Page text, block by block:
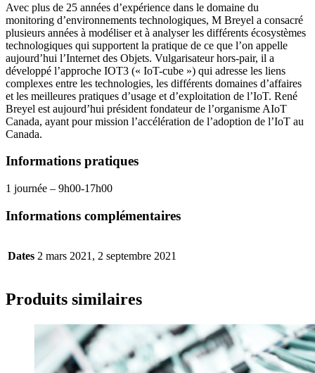
Avec plus de 25 années d’expérience dans le domaine du
monitoring d’environnements technologiques, M Breyel a consacré
plusieurs années à modéliser et à analyser les différents écosystèmes
technologiques qui supportent la pratique de ce que l’on appelle
aujourd’hui l’Internet des Objets. Vulgarisateur hors-pair, il a
développé l’approche IOT3 (« IoT-cube ») qui adresse les liens
complexes entre les technologies, les différents domaines d’affaires
et les meilleures pratiques d’usage et d’exploitation de l’IoT. René
Breyel est aujourd’hui président fondateur de l’organisme AIoT
Canada, ayant pour mission l’accélération de l’adoption de l’IoT au
Canada.
Informations pratiques
1 journée – 9h00-17h00
Informations complémentaires
Dates 2 mars 2021, 2 septembre 2021
Produits similaires